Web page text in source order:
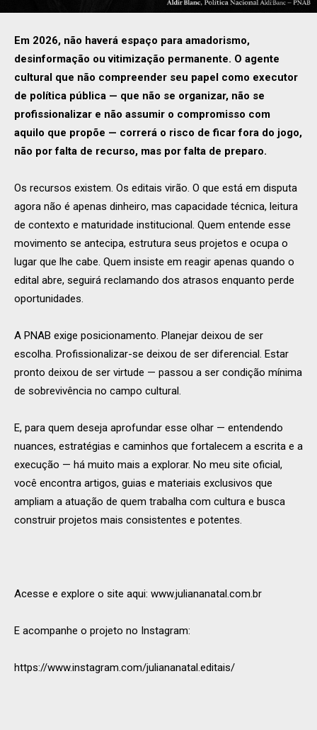
Em 2026, não haverá espaço para amadorismo,
desinformação ou vitimização permanente. O agente
cultural que não compreender seu papel como executor
de política pública — que não se organizar, não se
profissionalizar e não assumir o compromisso com
aquilo que propõe — correrá o risco de ficar fora do jogo,
não por falta de recurso, mas por falta de preparo.
Os recursos existem. Os editais virão. O que está em disputa
agora não é apenas dinheiro, mas capacidade técnica, leitura
de contexto e maturidade institucional. Quem entende esse
movimento se antecipa, estrutura seus projetos e ocupa o
lugar que lhe cabe. Quem insiste em reagir apenas quando o
edital abre, seguirá reclamando dos atrasos enquanto perde
oportunidades.
A PNAB exige posicionamento. Planejar deixou de ser
escolha. Profissionalizar-se deixou de ser diferencial. Estar
pronto deixou de ser virtude — passou a ser condição mínima
de sobrevivência no campo cultural.
E, para quem deseja aprofundar esse olhar — entendendo
nuances, estratégias e caminhos que fortalecem a escrita e a
execução — há muito mais a explorar. No meu site oficial,
você encontra artigos, guias e materiais exclusivos que
ampliam a atuação de quem trabalha com cultura e busca
construir projetos mais consistentes e potentes.
Acesse e explore o site aqui: www.juliananatal.com.br
E acompanhe o projeto no Instagram:
https://www.instagram.com/juliananatal.editais/